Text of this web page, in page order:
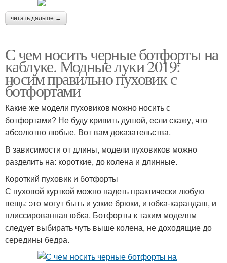
читать дальше →
С чем носить черные ботфорты на
каблуке. Модные луки 2019:
носим правильно пуховик с
ботфортами
Какие же модели пуховиков можно носить с
ботфортами? Не буду кривить душой, если скажу, что
абсолютно любые. Вот вам доказательства.
В зависимости от длины, модели пуховиков можно
разделить на: короткие, до колена и длинные.
Короткий пуховик и ботфорты
С пуховой курткой можно надеть практически любую
вещь: это могут быть и узкие брюки, и юбка-карандаш, и
плиссированная юбка. Ботфорты к таким моделям
следует выбирать чуть выше колена, не доходящие до
середины бедра.